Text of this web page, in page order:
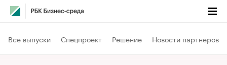
Все выпуски Спецпроект Решение Новости партнеров